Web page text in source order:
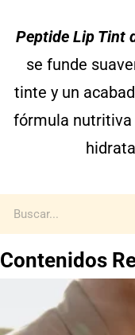
Peptide Lip Tint
se funde
tinte y un
fórmula nutritiva
Contenidos